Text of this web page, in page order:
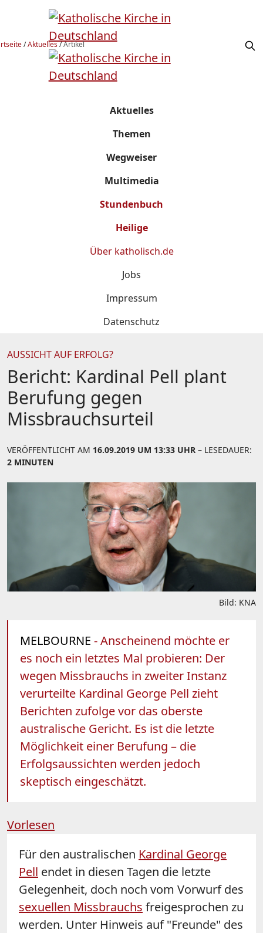
/Aktuelles/Artikel
Aktuelles
Themen
Wegweiser
Multimedia
Stundenbuch
Heilige
Über katholisch.de
Jobs
Impressum
Datenschutz
AUSSICHT AUF ERFOLG?
Bericht: Kardinal Pell plant
Berufung gegen
Missbrauchsurteil
VERÖFFENTLICHT AM 16.09.2019 UM 13:33 UHR – LESEDAUER:
2 MINUTEN
Bild: KNA
MELBOURNE - Anscheinend möchte er
es noch ein letztes Mal probieren: Der
wegen Missbrauchs in zweiter Instanz
verurteilte Kardinal George Pell zieht
Berichten zufolge vor das oberste
australische Gericht. Es ist die letzte
Möglichkeit einer Berufung – die
Erfolgsaussichten werden jedoch
skeptisch eingeschätzt.
Vorlesen
Für den australischen Kardinal George
Pell endet in diesen Tagen die letzte
Gelegenheit, doch noch vom Vorwurf des
sexuellen Missbrauchs freigesprochen zu
werden. Unter Hinweis auf "Freunde" des